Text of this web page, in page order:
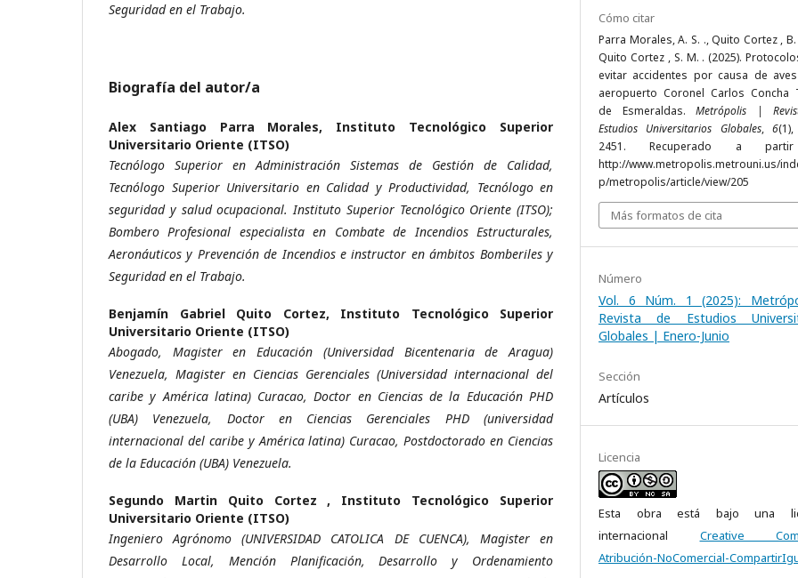
Seguridad en el Trabajo.
Biografía del autor/a
Alex Santiago Parra Morales, Instituto Tecnológico Superior
Universitario Oriente (ITSO)
Tecnólogo Superior en Administración Sistemas de Gestión de Calidad,
Tecnólogo Superior Universitario en Calidad y Productividad, Tecnólogo en
seguridad y salud ocupacional. Instituto Superior Tecnológico Oriente (ITSO);
Bombero Profesional especialista en Combate de Incendios Estructurales,
Aeronáuticos y Prevención de Incendios e instructor en ámbitos Bomberiles y
Seguridad en el Trabajo.
Benjamín Gabriel Quito Cortez, Instituto Tecnológico Superior
Universitario Oriente (ITSO)
Abogado, Magister en Educación (Universidad Bicentenaria de Aragua)
Venezuela, Magister en Ciencias Gerenciales (Universidad internacional del
caribe y América latina) Curacao, Doctor en Ciencias de la Educación PHD
(UBA) Venezuela, Doctor en Ciencias Gerenciales PHD (universidad
internacional del caribe y América latina) Curacao, Postdoctorado en Ciencias
de la Educación (UBA) Venezuela.
Segundo Martin Quito Cortez , Instituto Tecnológico Superior
Universitario Oriente (ITSO)
Ingeniero Agrónomo (UNIVERSIDAD CATOLICA DE CUENCA), Magister en
Desarrollo Local, Mención Planificación, Desarrollo y Ordenamiento
Cómo citar
Parra Morales, A. S. ., Quito Cortez ,
Quito Cortez , S. M. . (2025).
evitar accidentes por causa de
aeropuerto Coronel Carlos Concha
de Esmeraldas.Metrópolis |
Estudios Universitarios Globales, 6
2451. Recuperado a
http://www.metropolis.metrouni.us/
p/metropolis/article/view/205
Más formatos de cita
Número
Vol. 6 Núm. 1 (2025):
Revista de Estudios
Globales | Enero-Junio
Sección
Artículos
Licencia
Esta obra está bajo una
internacional Creative
Atribución-NoComercial-